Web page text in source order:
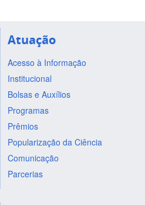
Atuação
Acesso à Informação
Institucional
Bolsas e Auxílios
Programas
Prêmios
Popularização da Ciência
Comunicação
Parcerias